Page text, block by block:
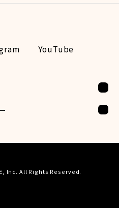
YouTube
Inc. All Rights Reserved.